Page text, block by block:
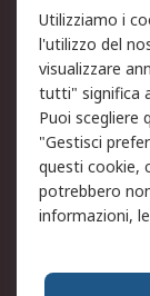
Informativa
Email
Condizioni
Etica e
Chi Siamo
Chi Siamo
Utilizziamo i
l'utilizzo del
visualizzare
tutti" significa
Puoi scegliere
"Gestisci
questi cookie,
potrebbero
informazioni,